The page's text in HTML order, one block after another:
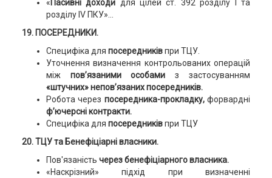
«Пасивні доходи для цілей ст. 392 розділу І та
розділу IV ПКУ»...
19. ПОСЕРЕДНИКИ.
Специфіка для посередниківпри ТЦУ.
Уточнення визначення контрольованих операцій
між пов’язаними особами з застосуванням
«штучних» непов’язаних посередників.
Робота через посередника-прокладку,форвардні
ф’ючерсні контракти.
Специфіка для посередниківпри ТЦУ
20. ТЦУ та Бенефіціарні власники.
Пов'язаність через бенефіціарного власника.
«Наскрізний» підхід при визначенні